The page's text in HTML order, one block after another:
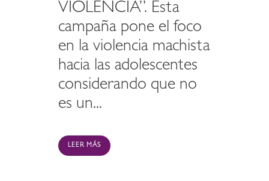
VIOLENCIA”. Esta
campaña pone el foco
en la violencia machista
hacia las adolescentes
considerando que no
es un...
LEER MÁS